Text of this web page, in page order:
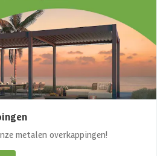
metalen overkappingen!